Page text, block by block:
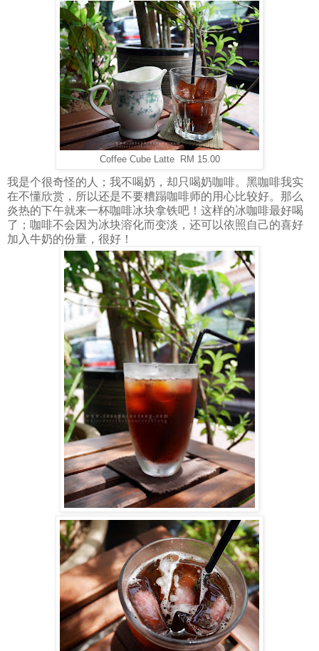
Coffee Cube Latte RM 15.00
我是个很奇怪的人；我不喝奶，却只喝奶咖啡。黑咖啡我实
在不懂欣赏，所以还是不要糟蹋咖啡师的用心比较好。那么
炎热的下午就来一杯咖啡冰块拿铁吧！这样的冰咖啡最好喝
了；咖啡不会因为冰块溶化而变淡，还可以依照自己的喜好
加入牛奶的份量，很好！